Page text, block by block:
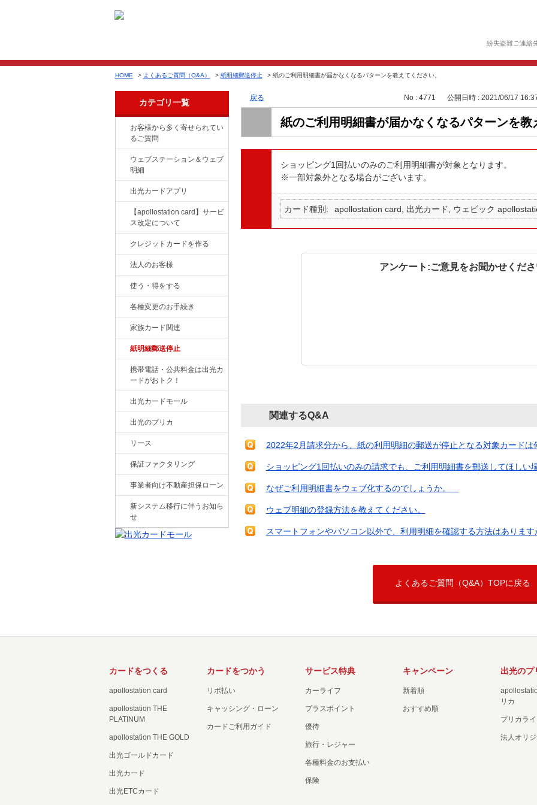
紛失盗難ご連絡
HOME > よくあるご質問（Q&A） > 紙明細郵送停止 > 紙のご利用明細書が届かなくなるパターンを教えてください。
カテゴリ一覧
お客様から多く寄せられてい
るご質問
ウェブステーション＆ウェブ
明細
出光カードアプリ
【apollostation card】サービ
ス改定について
クレジットカードを作る
法人のお客様
使う・得をする
各種変更のお手続き
家族カード関連
紙明細郵送停止
携帯電話・公共料金は出光カ
ードがおトク！
出光カードモール
出光のプリカ
リース
保証ファクタリング
事業者向け不動産担保ローン
新システム移行に伴うお知ら
せ
戻る No : 4771 公開日時 : 2021/06/17
紙のご利用明細書が届かなくなるパターンを教
ショッピング1回払いのみのご利用明細書が対象となります。
※一部対象外となる場合がございます。
カード種別 apollostation card, 出光カード, ウェビック
アンケート:ご意見をお聞かせくだ
関連するQ&A
2022年2月請求分から、紙の利用明細の郵送が停止となる対象カードは
ショッピング1回払いのみの請求でも、ご利用明細書を郵送してほしい
なぜご利用明細書をウェブ化するのでしょうか。
ウェブ明細の登録方法を教えてください。
スマートフォンやパソコン以外で、利用明細を確認する方法はあります
よくあるご質問（Q&A）TOPに戻る
カードをつくる
apollostation card
apollostation THE
PLATINUM
apollostation THE GOLD
出光ゴールドカード
出光カード
出光ETCカード
カードをつかう
リボ払い
キャッシング・ローン
カードご利用ガイド
サービス特典
カーライフ
プラスポイント
優待
旅行・レジャー
各種料金のお支払い
保険
キャンペーン
新着順
おすすめ順
出光のプ
リカ
プリカラ
法人オリ